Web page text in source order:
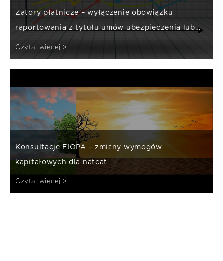
Zatory płatnicze – wyłączenie obowiązku
raportowania z tytułu umów ubezpieczenia lub
reasekuracji
Czytaj więcej >
Konsultacje EIOPA – zmiany wymogów
kapitałowych dla natcat
Czytaj więcej >